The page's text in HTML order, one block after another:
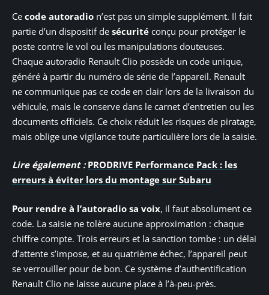
Ce code autoradio n’est pas un simple supplément. Il fait
partie d’un dispositif de sécurité conçu pour protéger le
poste contre le vol ou les manipulations douteuses.
Chaque autoradio Renault Clio possède un code unique,
généré à partir du numéro de série de l’appareil. Renault
ne communique pas ce code en clair lors de la livraison du
véhicule, mais le conserve dans le carnet d’entretien ou les
documents officiels. Ce choix réduit les risques de piratage,
mais oblige une vigilance toute particulière lors de la saisie.
Lire également : PRODRIVE Performance Pack : les
erreurs à éviter lors du montage sur Subaru
Pour rendre à l’autoradio sa voix, il faut absolument ce
code. La saisie ne tolère aucune approximation : chaque
chiffre compte. Trois erreurs et la sanction tombe : un délai
d’attente s’impose, et au quatrième échec, l’appareil peut
se verrouiller pour de bon. Ce système d’authentification
Renault Clio ne laisse aucune place à l’à-peu-près.